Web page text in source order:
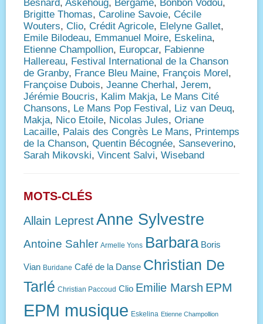
Besnard, Askehoug, Bergame, Bonbon Vodou,
Brigitte Thomas, Caroline Savoie, Cécile
Wouters, Clio, Crédit Agricole, Elelyne Gallet,
Emile Bilodeau, Emmanuel Moire, Eskelina,
Etienne Champollion, Europcar, Fabienne
Hallereau, Festival International de la Chanson
de Granby, France Bleu Maine, François Morel,
Françoise Dubois, Jeanne Cherhal, Jerem,
Jérémie Boucris, Kalim Makja, Le Mans Cité
Chansons, Le Mans Pop Festival, Liz van Deuq,
Makja, Nico Etoile, Nicolas Jules, Oriane
Lacaille, Palais des Congrès Le Mans, Printemps
de la Chanson, Quentin Bécognée, Sanseverino,
Sarah Mikovski, Vincent Salvi, Wiseband
MOTS-CLÉS
Allain LeprestAnne Sylvestre
Antoine Sahler Armelle Yons Barbara Boris
Vian Buridane Café de la Danse Christian De
Tarlé Christian Paccoud Clio Emilie Marsh EPM
EPM musique Eskelina Etienne Champollion